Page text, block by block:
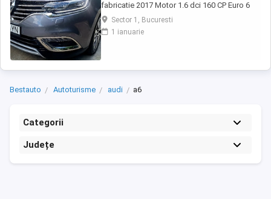
fabricatie 2017 Motor 1.6 dci 160 CP Euro 6
Rulaj 184.974 km (km reali, certificati prin
documente) Cutie automata, adusa in 2024
din Belgia cu revizii complete reprezentanta
Sector 1, Bucuresti
1 ianuarie
Bestauto Autoturisme audi a6
Categorii
Județe